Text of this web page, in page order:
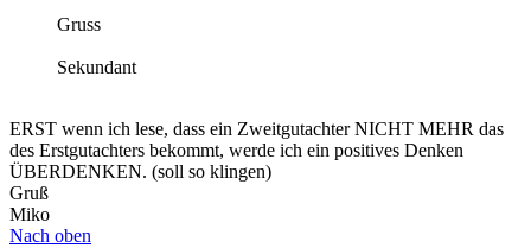
Gruss
Sekundant
ERST wenn ich lese, dass ein Zweitgutachter NICHT MEHR das
des Erstgutachters bekommt, werde ich ein positives Denken
ÜBERDENKEN. (soll so klingen)
Gruß
Miko
Nach oben